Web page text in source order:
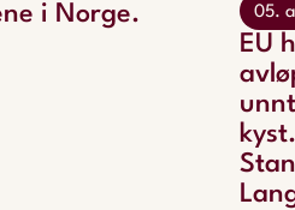
i Norge.
05.
EU